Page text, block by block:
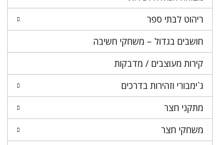
ריהוט לבתי ספר
חושבים בגדול – משחקי חשיבה
קירות מעוצבים / מדבקות
ג`ימבורי וזהירות בדרכים
מתקני חצר
משחקי חצר